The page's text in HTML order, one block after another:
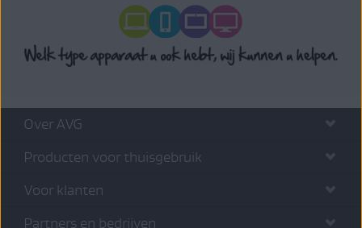
Over AVG
Producten voor thuisgebruik
Voor klanten
Partners en bedrijven